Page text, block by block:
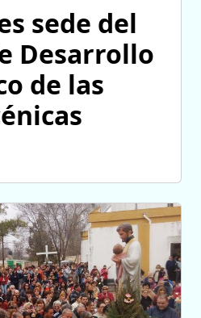
sede del
Desarrollo
de las